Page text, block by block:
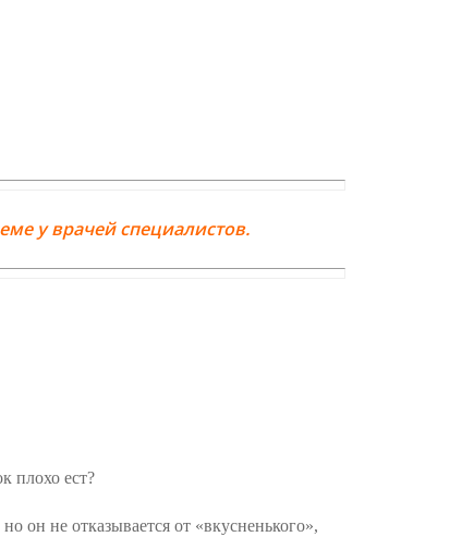
у врачей специалистов.
плохо ест?
но он не отказывается от «вкусненького»,